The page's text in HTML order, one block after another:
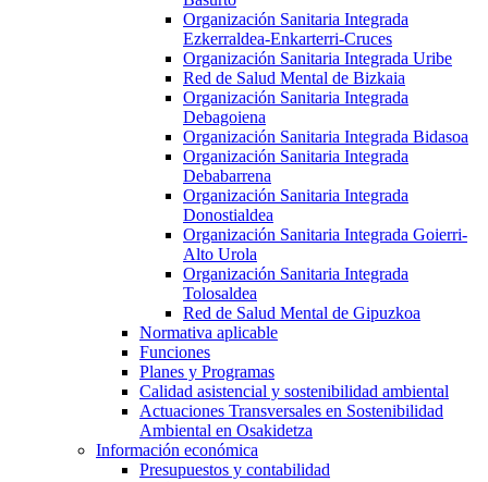
Organización Sanitaria Integrada
Ezkerraldea-Enkarterri-Cruces
Organización Sanitaria Integrada Uribe
Red de Salud Mental de Bizkaia
Organización Sanitaria Integrada
Debagoiena
Organización Sanitaria Integrada Bidasoa
Organización Sanitaria Integrada
Debabarrena
Organización Sanitaria Integrada
Donostialdea
Organización Sanitaria Integrada Goierri-
Alto Urola
Organización Sanitaria Integrada
Tolosaldea
Red de Salud Mental de Gipuzkoa
Normativa aplicable
Funciones
Planes y Programas
Calidad asistencial y sostenibilidad ambiental
Actuaciones Transversales en Sostenibilidad
Ambiental en Osakidetza
Información económica
Presupuestos y contabilidad